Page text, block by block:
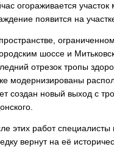
огораживается
появится на
шоссе и
отрезок тропы
модернизированы
создан новый выход с
этих работ
вернут на её